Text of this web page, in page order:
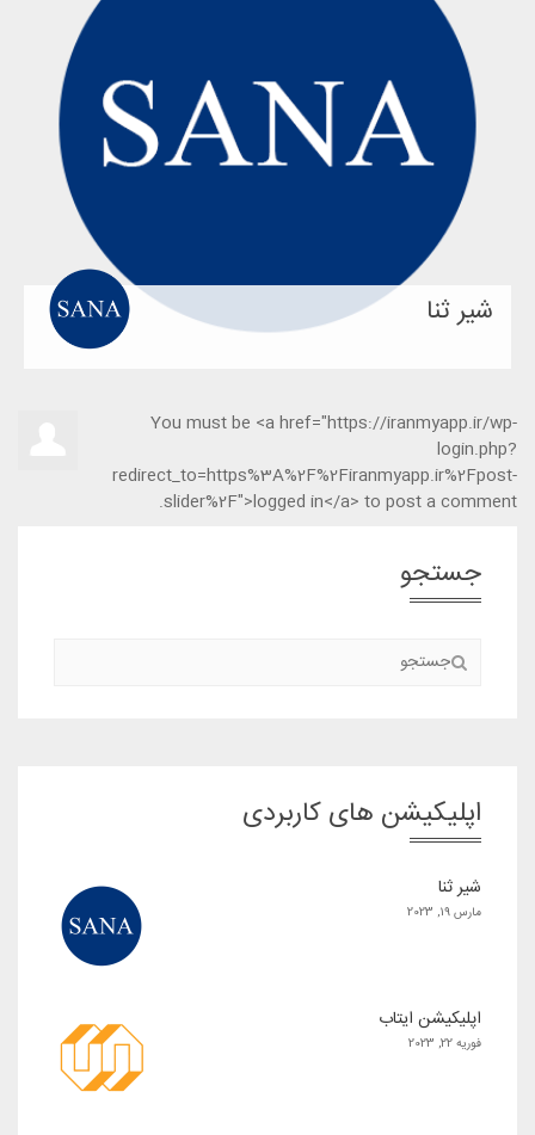
شیر ثنا
You must be <a href="https://iranmyapp.ir/wp-
login.php?
redirect_to=https%3A%2F%2Firanmyapp.ir%2Fpost-
slider%2F">logged in</a> to post a comment.
جستجو
اپلیکیشن های کاربردی
شیر ثنا
مارس 19, 2023
اپلیکیشن ایتاب
فوریه 22, 2023